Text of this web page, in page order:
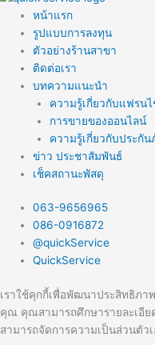
หน้าแรก
รูปแบบการลงทุน
ตัวอย่างร้านสาขา
ติดต่อเรา
บทความแนะนำ
ความรู้เกี่ยวกับแฟรน
การขายของออนไลน์
ความรู้เกี่ยวกับประกั
ข่าว ประชาสัมพันธ์
เช็คสถานะพัสดุ
063-9656965
086-0916872
@quickService
QuickService
เราใช้คุกกี้เพื่อพัฒนาประสิทธิภา
คุณ คุณสามารถศึกษารายละเอีย
สามารถจัดการความเป็นส่วนตัว